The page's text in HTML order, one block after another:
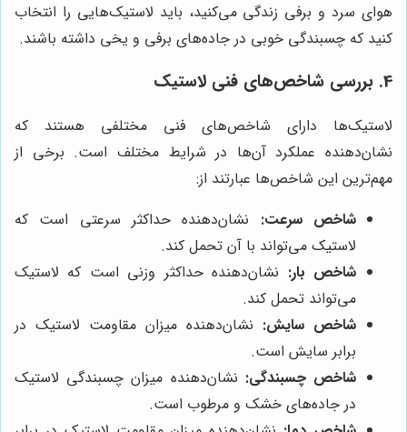
هوای سرد و برفی زندگی می‌کنید، باید لاستیک‌هایی را انتخاب
کنید که چسبندگی خوبی در جاده‌های برفی و یخی داشته باشند.
4. بررسی شاخص‌های فنی لاستیک
لاستیک‌ها دارای شاخص‌های فنی مختلفی هستند که
نشان‌دهنده عملکرد آن‌ها در شرایط مختلف است. برخی از
مهم‌ترین این شاخص‌ها عبارتند از:
شاخص سرعت: نشان‌دهنده حداکثر سرعتی است که
لاستیک می‌تواند با آن تحمل کند.
شاخص بار: نشان‌دهنده حداکثر وزنی است که لاستیک
می‌تواند تحمل کند.
شاخص سایش: نشان‌دهنده میزان مقاومت لاستیک در
برابر سایش است.
شاخص چسبندگی: نشان‌دهنده میزان چسبندگی لاستیک
در جاده‌های خشک و مرطوب است.